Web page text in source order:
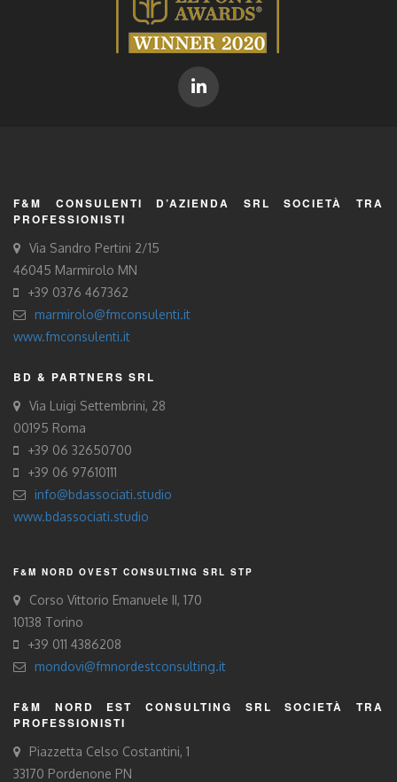
F&M CONSULENTI D’AZIENDA SRL SOCIETÀ TRA
PROFESSIONISTI
Via Sandro Pertini 2/15
46045 Marmirolo MN
+39 0376 467362
marmirolo@fmconsulenti.it
www.fmconsulenti.it
BD & PARTNERS SRL
Via Luigi Settembrini, 28
00195 Roma
+39 06 32650700
+39 06 97610111
info@bdassociati.studio
www.bdassociati.studio
F&M NORD OVEST CONSULTING SRL STP
Corso Vittorio Emanuele II, 170
10138 Torino
+39 011 4386208
mondovi@fmnordestconsulting.it
F&M NORD EST CONSULTING SRL SOCIETÀ TRA
PROFESSIONISTI
Piazzetta Celso Costantini, 1
33170 Pordenone PN